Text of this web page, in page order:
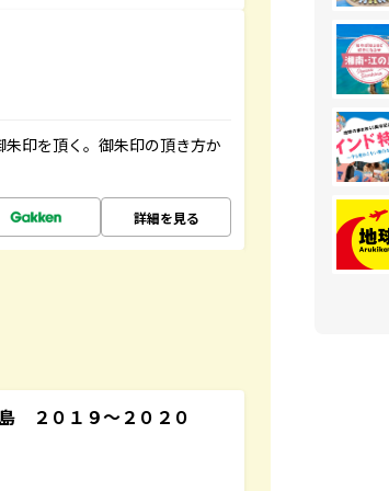
印を頂く。御朱印の頂き方か
詳細を見る
２０１９～２０２０